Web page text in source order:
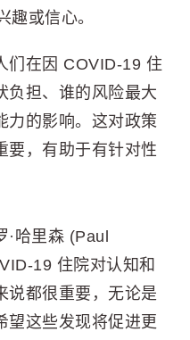
趣或信心。
们在因 COVID-19 住
负担、谁的风险最大
力的影响。这对政策
要，有助于有针对性
·哈里森 (Paul
19 住院对认知和
说都很重要，无论是
望这些发现将促进更